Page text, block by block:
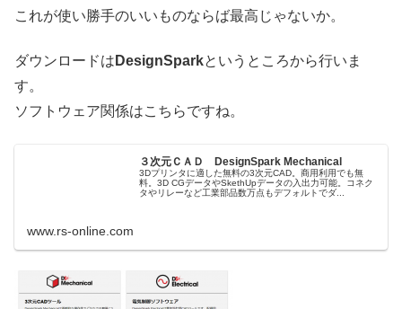
これが使い勝手のいいものならば最高じゃないか。
ダウンロードは DesignSparkというところから行いま
す。
ソフトウェア関係はこちらですね。
３次元ＣＡＤ DesignSpark Mechanical
3Dプリンタに適した無料の3次元CAD。商用利用でも無
料。3D CGデータやSkethUpデータの入出力可能。コネク
タやリレーなど工業部品数万点もデフォルトでダ...
www.rs-online.com